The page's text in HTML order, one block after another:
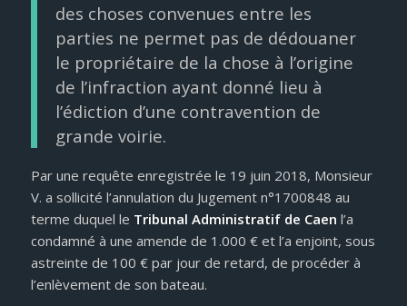
des choses convenues entre les
parties ne permet pas de dédouaner
le propriétaire de la chose à l’origine
de l’infraction ayant donné lieu à
l’édiction d’une contravention de
grande voirie.
Par une requête enregistrée le 19 juin 2018, Monsieur
V. a sollicité l’annulation du Jugement n°1700848 au
terme duquel le Tribunal Administratif de Caen l’a
condamné à une amende de 1.000 € et l’a enjoint, sous
astreinte de 100 € par jour de retard, de procéder à
l’enlèvement de son bateau.